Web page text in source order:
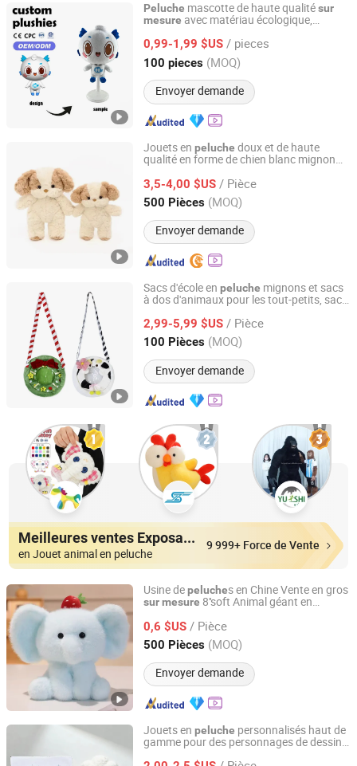
Peluche mascotte de haute qualitésur
mesure avec matériau écologique,
OEM/ODM disponible
0,99-1,99 $US / pieces
100 pieces (MOQ)
Envoyer demande
Guangdong Kinqee International Trade Co., Ltd.
Guangdong, China Depuis 2025
Jouets en peluche doux et de haute
qualité en forme de chien blanc mignon
3,5-4,00 $US / Pièce
500 Pièces (MOQ)
Envoyer demande
Yiwu Lenora Trading Co., Ltd.
Zhejiang, China Depuis 2024
Sacs d'école en peluche mignons et sacs
à dos d'animaux pour les tout-petits, sacs
2,99-5,99 $US / Pièce
100 Pièces (MOQ)
Envoyer demande
Shenzhen Yanlsle Cultural and Creative Technology Co.,
Guangdong, China Depuis 2025
Meilleures ventes Exposants
en Jouet animal en peluche
9 999+ Force de Vente
Usine depeluches en Chine Vente en gros
surmesure 8''soft Animal géant en
poule
0,6 $US / Pièce
500 Pièces (MOQ)
Envoyer demande
Hebei Boyi Toy Co., Ltd.
Hebei, China Depuis 2020
Jouets en peluche personnalisés haut de
gamme pour des personnages de dessins
Yangzhou City Caisheng Handicraft Product Co., Ltd.